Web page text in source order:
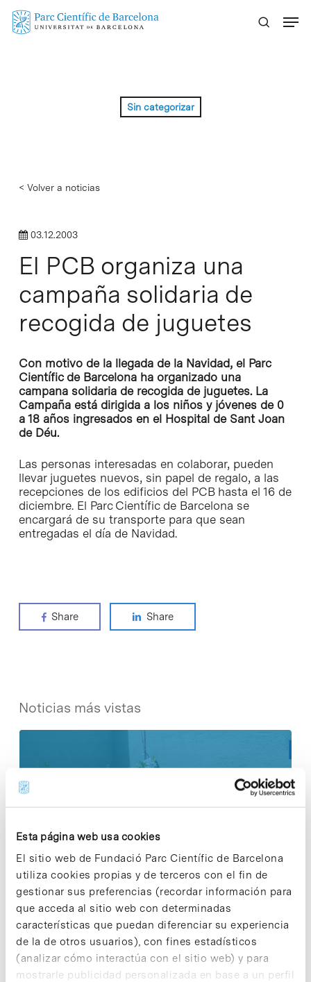
Esta página web usa cookies
El sitio web de Fundació Parc Científic de Barcelona
utiliza cookies propias y de terceros con el fin de
gestionar sus preferencias (recordar información para
que acceda al sitio web con determinadas
características que puedan diferenciar su experiencia
de la de otros usuarios), con fines estadísticos
(analizar cómo interactúa con el sitio web) y para
mostrarle publicidad personalizada en base a un perfil
Skip
Sin categorizar
< Volver a noticias
03.12.2003
El PCB organiza una
campaña solidaria de
recogida de juguetes
Con motivo de la llegada de la Navidad, el Parc
Científic de Barcelona ha organizado una
campana solidaria de recogida de juguetes. La
Campaña está dirigida a los niños y jóvenes de 0
a 18 años ingresados en el Hospital de Sant Joan
de Déu.
Las personas interesadas en colaborar, pueden
llevar juguetes nuevos, sin papel de regalo, a las
recepciones de los edificios del PCB hasta el 16 de
diciembre. El Parc Científic de Barcelona se
encargará de su transporte para que sean
entregadas el día de Navidad.
Share Share
Noticias más vistas
Los proyectos colectivos son
crecer la Sostenibilidad en el PCB!
9 de septiembre de 2025
¡Ayúdanos a hacer crecer «Notas de
Sostenibilidad»! ¿Quieres participar
y ser una fuente de inspiración?